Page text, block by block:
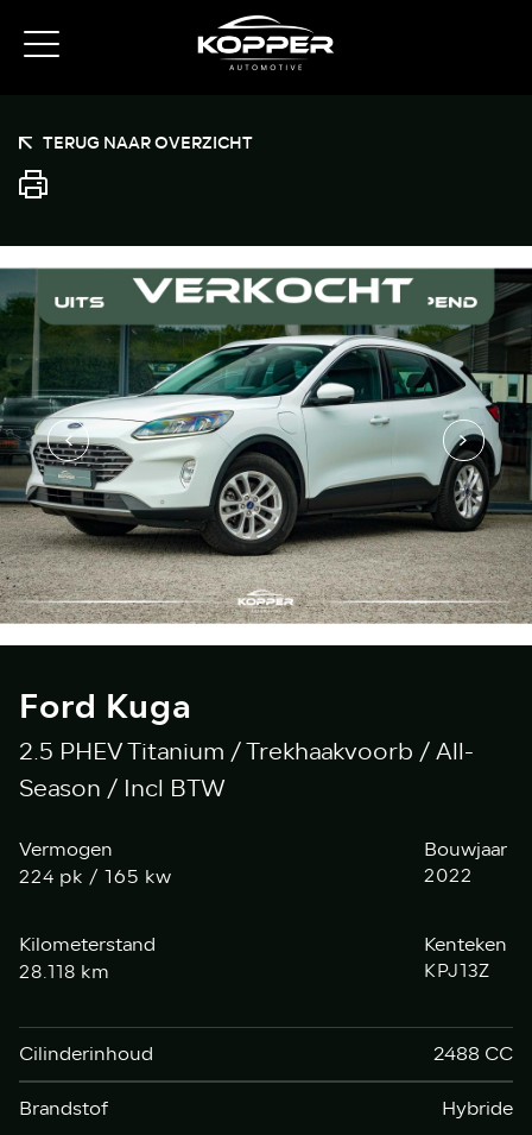
TERUG NAAR OVERZICHT
Ford Kuga
2.5 PHEV Titanium / Trekhaakvoorb / All-
Season / Incl BTW
Vermogen
224 pk / 165 kw
Bouwjaar
2022
Kilometerstand
28.118 km
Kenteken
KPJ13Z
Cilinderinhoud
2488 CC
Brandstof
Hybride